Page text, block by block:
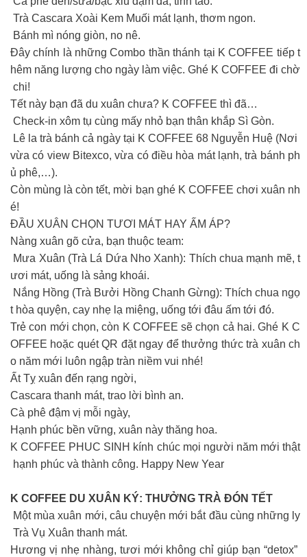
Trà Cascara Xoài Kem Muối mát lạnh, thơm ngon.
Bánh mì nóng giòn, no nê.
Đây chính là những Combo thần thánh tại K COFFEE tiếp t
hêm năng lượng cho ngày làm việc. Ghé K COFFEE đi chờ
chi!
Tết này bạn đã du xuân chưa? K COFFEE thì đã…
Check-in xôm tụ cùng mấy nhỏ bạn thân khắp Sì Gòn.
Lê la trà bánh cả ngày tại K COFFEE 68 Nguyễn Huệ (Nơi
vừa có view Bitexco, vừa có điều hòa mát lạnh, trà bánh ph
ủ phê,…).
Còn mùng là còn tết, mời bạn ghé K COFFEE chơi xuân nh
é!
ĐẦU XUÂN CHỌN TƯƠI MÁT HAY ẤM ÁP?
Nàng xuân gõ cửa, bạn thuộc team:
Mưa Xuân (Trà Lá Dứa Nho Xanh): Thích chua mạnh mẽ, t
ươi mát, uống là sảng khoái.
Nắng Hồng (Trà Bưởi Hồng Chanh Gừng): Thích chua ngọ
t hòa quyện, cay nhẹ lạ miệng, uống tới đâu ấm tới đó.
Trẻ con mới chọn, còn K COFFEE sẽ chọn cả hai. Ghé K C
OFFEE hoặc quét QR đặt ngay để thưởng thức trà xuân ch
o năm mới luôn ngập tràn niềm vui nhé!
Ất Tỵ xuân đến rạng ngời,
Cascara thanh mát, trao lời bình an.
Cà phê đậm vị mỗi ngày,
Hạnh phúc bền vững, xuân này thăng hoa.
K COFFEE PHUC SINH kính chúc mọi người năm mới thật
hạnh phúc và thành công. Happy New Year
K COFFEE DU XUÂN KÝ: THƯỞNG TRÀ ĐÓN TẾT
Một mùa xuân mới, câu chuyện mới bắt đầu cùng những ly
Trà Vụ Xuân thanh mát.
Hương vị nhẹ nhàng, tươi mới không chỉ giúp bạn “detox”